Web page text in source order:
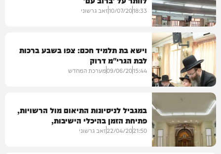
גלריות
18:33
10/07/20זאב גרשוני
גלריות
וישא בת תלמיד חכם: צפו בשבע ברכות
לבת הגרי"מ דרוק
15:44
09/06/20מערכת המחדש
במגביל לניסיונות התיאום מול הרשויות,
פתיחת הזמן בהיכלי הישיבות,
הכוללים-מתעדכן
21:50
22/04/20זאב גרשוני